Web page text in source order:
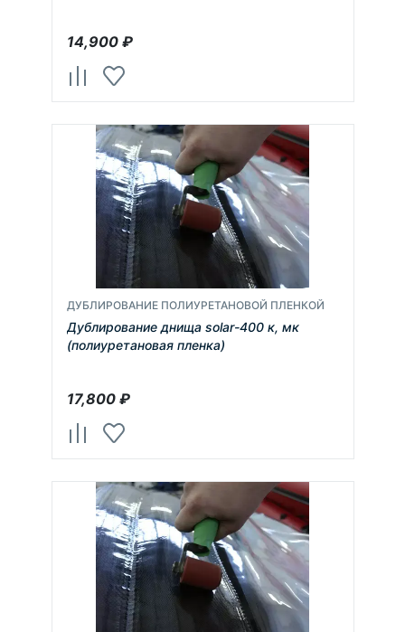
14,900₽
ДУБЛИРОВАНИЕ ПОЛИУРЕТАНОВОЙ ПЛЕНКОЙ
Дублирование днища solar-400 к, мк
(полиуретановая пленка)
17,800₽